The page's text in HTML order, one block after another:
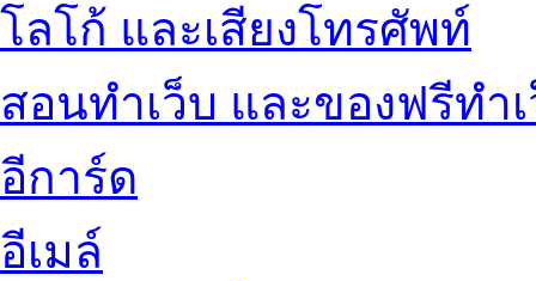
โลโก้ และเสียงโทรศัพท์
สอนทำเว็บ และของฟรีทำ
อีการ์ด
อีเมล์